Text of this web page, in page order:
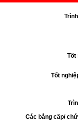
Tốt
Tốt
Các bằng cấp/